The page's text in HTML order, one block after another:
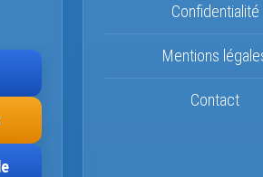
Confidentialité
Mentions
Contact